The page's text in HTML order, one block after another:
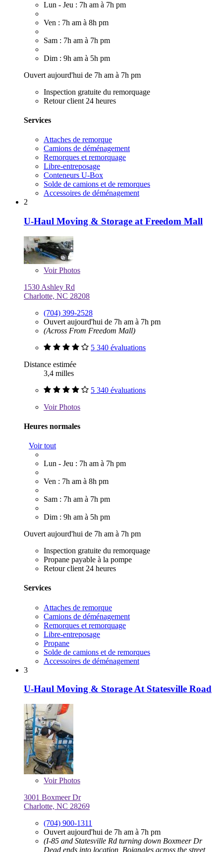
Lun - Jeu : 7h am à 7h pm
Ven : 7h am à 8h pm
Sam : 7h am à 7h pm
Dim : 9h am à 5h pm
Ouvert aujourd'hui de 7h am à 7h pm
Inspection gratuite du remorquage
Retour client 24 heures
Services
Attaches de remorque
Camions de déménagement
Remorques et remorquage
Libre-entreposage
Conteneurs U-Box
Solde de camions et de remorques
Accessoires de déménagement
2
U-Haul Moving & Storage at Freedom Mall
VoirPhotos
1530 Ashley Rd
Charlotte, NC 28208
(704) 399-2528
Ouvert aujourd'hui de 7h am à 7h pm
(Across From Freedom Mall)
5 340 évaluations
Distance estimée
3,4 milles
5 340 évaluations
VoirPhotos
Heures normales
Voir tout
Lun - Jeu : 7h am à 7h pm
Ven : 7h am à 8h pm
Sam : 7h am à 7h pm
Dim : 9h am à 5h pm
Ouvert aujourd'hui de 7h am à 7h pm
Inspection gratuite du remorquage
Propane payable à la pompe
Retour client 24 heures
Services
Attaches de remorque
Camions de déménagement
Remorques et remorquage
Libre-entreposage
Propane
Solde de camions et de remorques
Accessoires de déménagement
3
U-Haul Moving & Storage At Statesville Road
VoirPhotos
3001 Boxmeer Dr
Charlotte, NC 28269
(704) 900-1311
Ouvert aujourd'hui de 7h am à 7h pm
(I-85 and Statesville Rd turning down Boxmeer Dr
Dead ends into location, Bojangles across the street